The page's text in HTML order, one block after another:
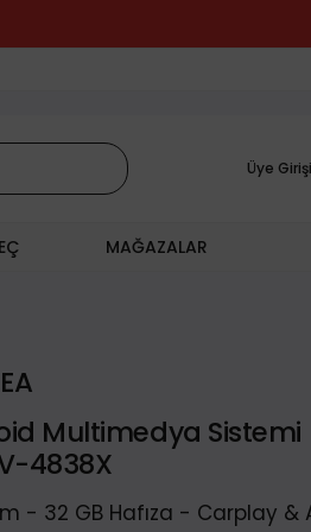
Üye Girişi
MAĞAZALAR
Multimedya Sistemi
4838X
- 32 GB Hafıza - Carplay